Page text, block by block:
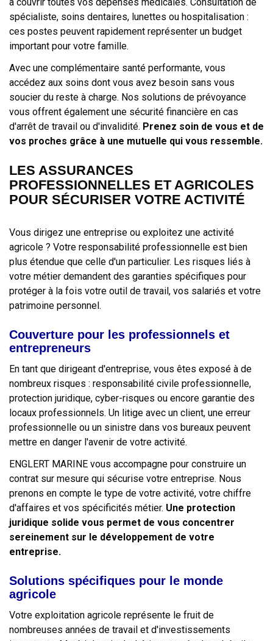
spécialiste, soins dentaires, lunettes ou hospitalisation :
ces postes peuvent rapidement représenter un budget
important pour votre famille.
Avec une complémentaire santé performante, vous
accédez aux soins dont vous avez besoin sans vous
soucier du reste à charge. Nos solutions de prévoyance
vous offrent également une sécurité financière en cas
d'arrêt de travail ou d'invalidité. Prenez soin de vous et de
vos proches grâce à une mutuelle qui vous ressemble.
LES ASSURANCES
PROFESSIONNELLES ET AGRICOLES
POUR SÉCURISER VOTRE ACTIVITÉ
Vous dirigez une entreprise ou exploitez une activité
agricole ? Votre responsabilité professionnelle est bien
plus étendue que celle d'un particulier. Les risques liés à
votre métier demandent des garanties spécifiques pour
protéger à la fois votre outil de travail, vos salariés et votre
patrimoine personnel.
Couverture pour les professionnels et
entrepreneurs
En tant que dirigeant d'entreprise, vous êtes exposé à de
nombreux risques : responsabilité civile professionnelle,
protection juridique, cyber-risques ou encore garantie des
locaux professionnels. Un litige avec un client, une erreur
professionnelle ou un sinistre dans vos bureaux peuvent
mettre en danger l'avenir de votre activité.
ENGLERT MARINE vous accompagne pour construire un
contrat sur mesure qui sécurise votre entreprise. Nous
prenons en compte le type de votre activité, votre chiffre
d'affaires et vos spécificités métier. Une protection
juridique solide vous permet de vous concentrer
sereinement sur le développement de votre
entreprise.
Solutions spécifiques pour le monde
agricole
Votre exploitation agricole représente le fruit de
nombreuses années de travail et d'investissements